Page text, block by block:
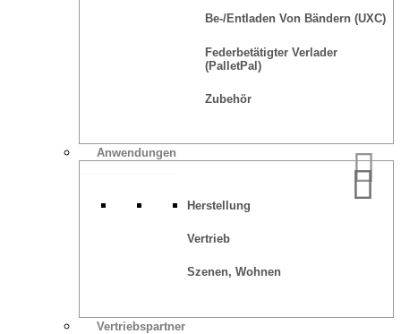
Be-/Entladen Von Bändern (UXC)
Federbetätigter Verlader
(PalletPal)
Zubehör
Anwendungen
Herstellung
Vertrieb
Szenen, Wohnen
Vertriebspartner